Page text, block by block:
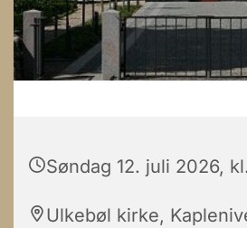
Søndag 12. juli 2026,
Ulkebøl kirke,